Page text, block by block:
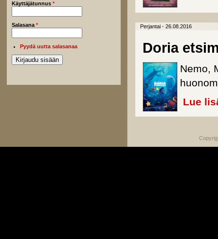
Käyttäjätunnus *
Salasana *
Pyydä uutta salasanaa
Perjantai - 26.08.2016
Doria
Nemo,
Lue